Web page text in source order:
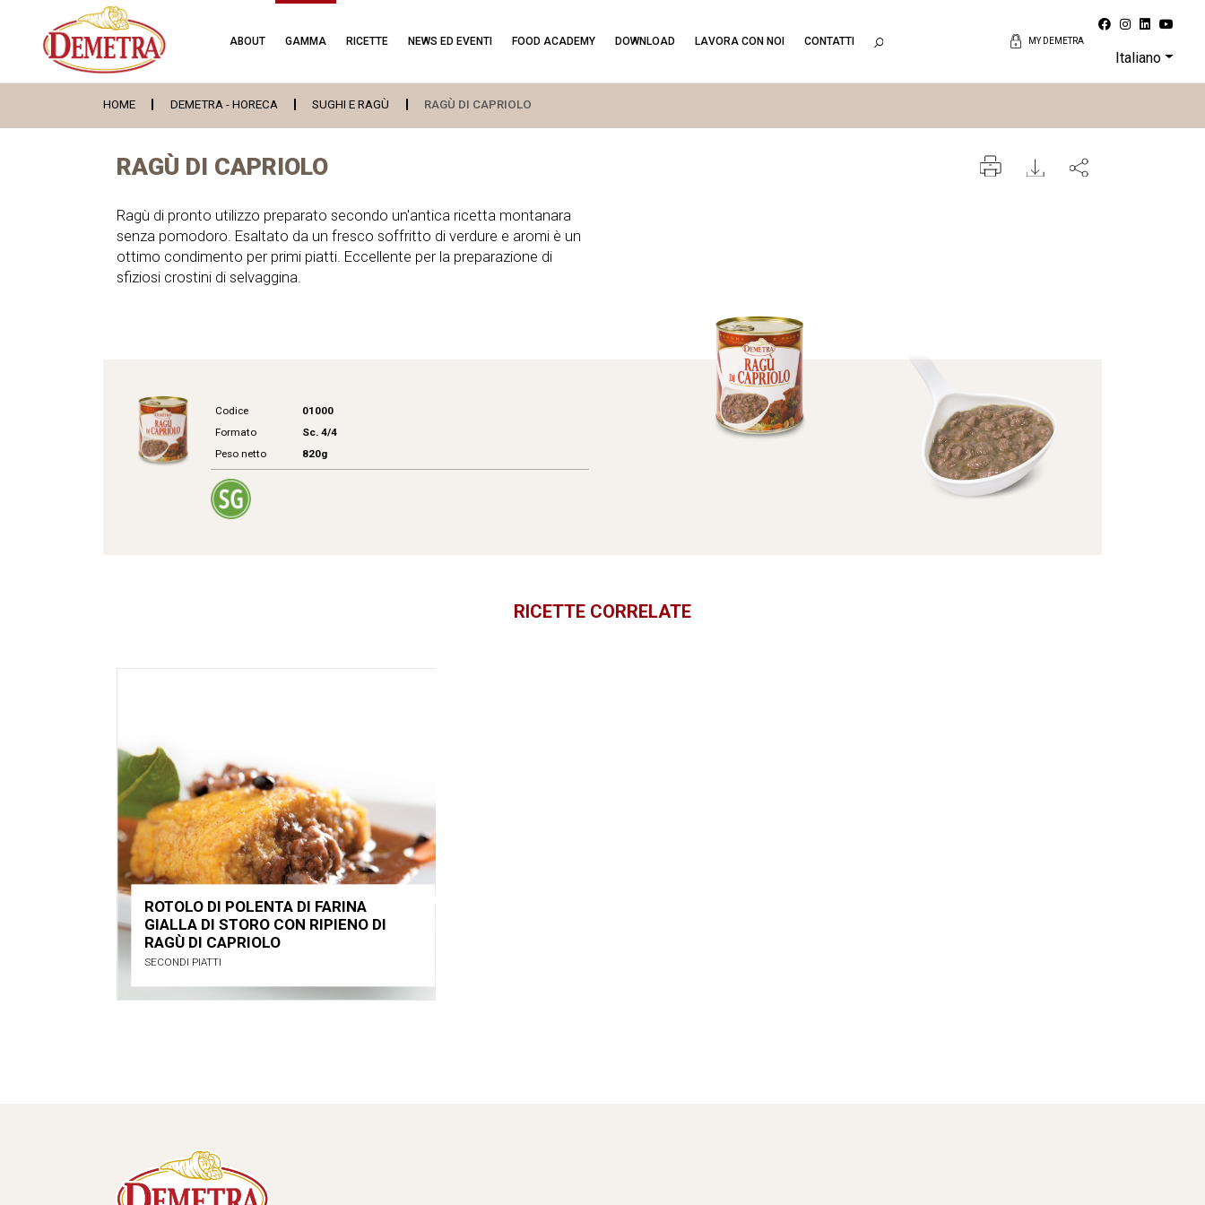
ABOUT GAMMA RICETTE NEWS ED EVENTI FOOD ACADEMY DOWNLOAD LAVORA CON NOI CONTATTI MY DEMETRA
Italiano
HOME DEMETRA - HORECA SUGHI E RAGÙ RAGÙ DI CAPRIOLO
RAGÙ DI CAPRIOLO
Ragù di pronto utilizzo preparato secondo un'antica ricetta montanara
senza pomodoro. Esaltato da un fresco soffritto di verdure e aromi è un
ottimo condimento per primi piatti. Eccellente per la preparazione di
sfiziosi crostini di selvaggina.
Codice
01000
Formato
Sc. 4/4
Peso netto
820g
RICETTE CORRELATE
ROTOLO DI POLENTA DI FARINA
GIALLA DI STORO CON RIPIENO DI
RAGÙ DI CAPRIOLO
SECONDI PIATTI